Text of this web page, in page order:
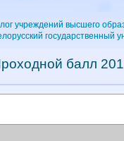
учреждений высшего
государственный
балл